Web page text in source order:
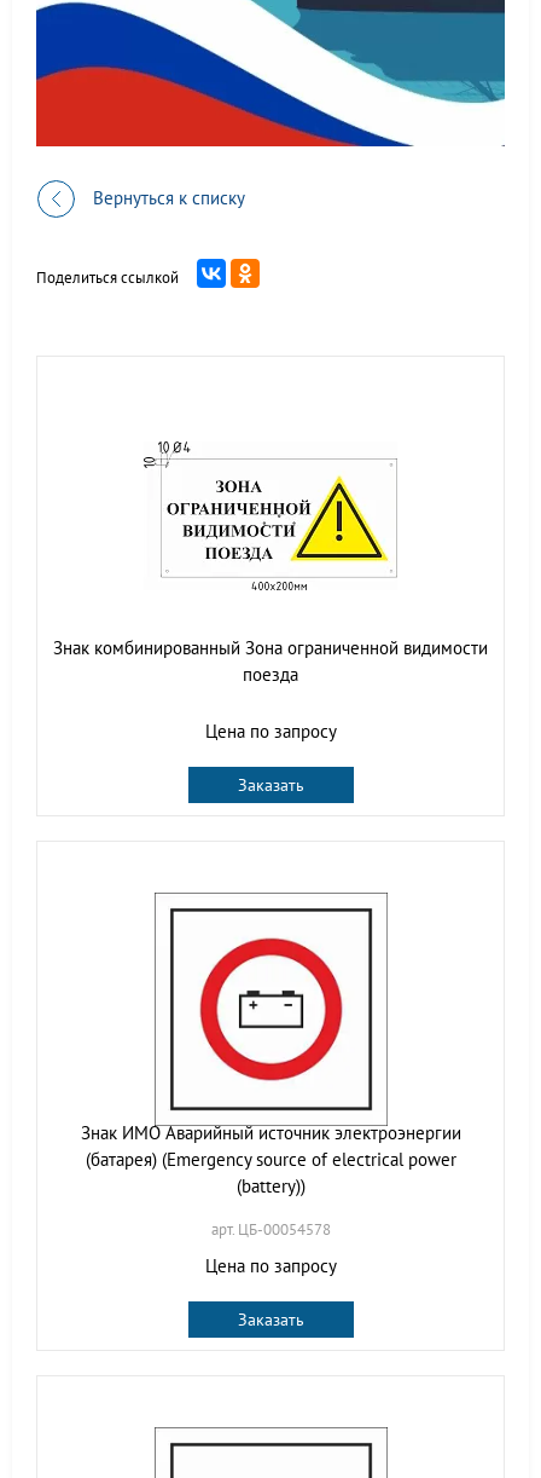
Вернуться к списку
Поделиться ссылкой
Знак комбинированный Зона ограниченной видимости
поезда
Цена по запросу
Заказать
Знак ИМО Аварийный источник электроэнергии
(батарея) (Emergency source of electrical power
(battery))
арт. ЦБ-00054578
Цена по запросу
Заказать